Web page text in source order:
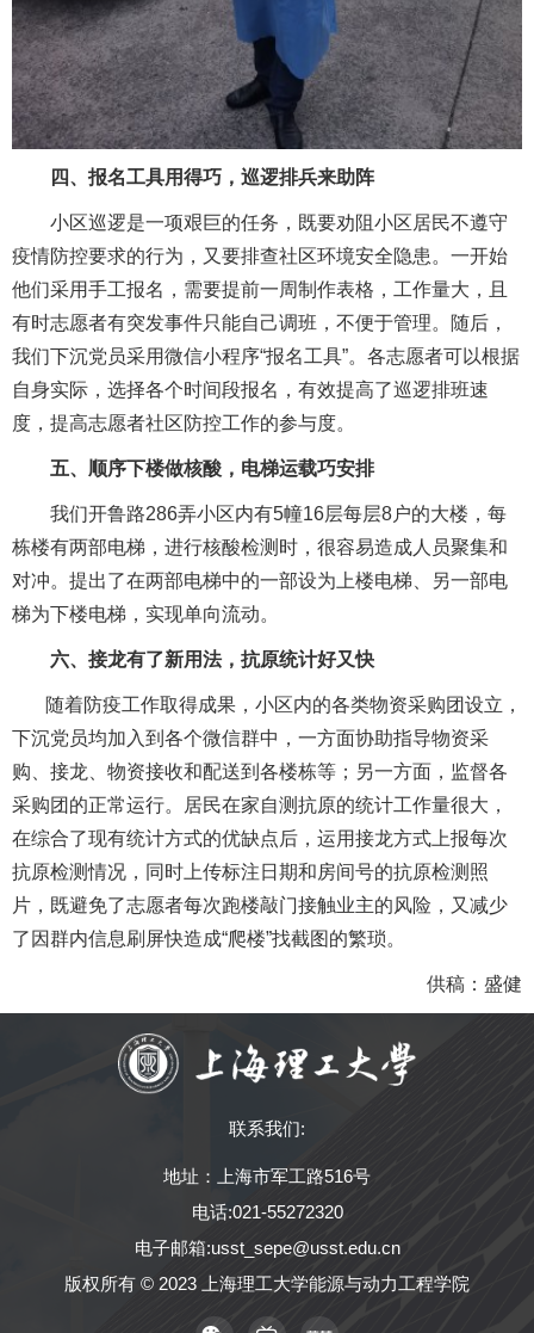
四、报名工具用得巧，巡逻排兵来助阵
小区巡逻是一项艰巨的任务，既要劝阻小区居民不遵守
疫情防控要求的行为，又要排查社区环境安全隐患。一开始
他们采用手工报名，需要提前一周制作表格，工作量大，且
有时志愿者有突发事件只能自己调班，不便于管理。随后，
我们下沉党员采用微信小程序“报名工具”。各志愿者可以根据
自身实际，选择各个时间段报名，有效提高了巡逻排班速
度，提高志愿者社区防控工作的参与度。
五、顺序下楼做核酸，电梯运载巧安排
我们开鲁路286弄小区内有5幢16层每层8户的大楼，每
栋楼有两部电梯，进行核酸检测时，很容易造成人员聚集和
对冲。提出了在两部电梯中的一部设为上楼电梯、另一部电
梯为下楼电梯，实现单向流动。
六、接龙有了新用法，抗原统计好又快
随着防疫工作取得成果，小区内的各类物资采购团设立，
下沉党员均加入到各个微信群中，一方面协助指导物资采
购、接龙、物资接收和配送到各楼栋等；另一方面，监督各
采购团的正常运行。
居民在家自测抗原的统计工作量很大，
在综合了现有统计方式的优缺点后，运用接龙方式上报每次
抗原检测情况，同时上传标注日期和房间号的抗原检测照
片，既避免了志愿者每次跑楼敲门接触业主的风险，又减少
了因群内信息刷屏快造成“爬楼”找截图的繁琐。
供稿：盛健
联系我们:
地址：上海市军工路516号
电话:021-55272320
电子邮箱:usst_sepe@usst.edu.cn
版权所有 © 2023 上海理工大学能源与动力工程学院